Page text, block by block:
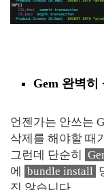
Gem 완벽히
언젠가는 안쓰는
삭제를 해야할 때
그런데 단순히
에 bundle install